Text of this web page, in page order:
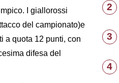
I giallorossi
del campionato)e
a quota 12 punti, con
difesa del
2
3
4